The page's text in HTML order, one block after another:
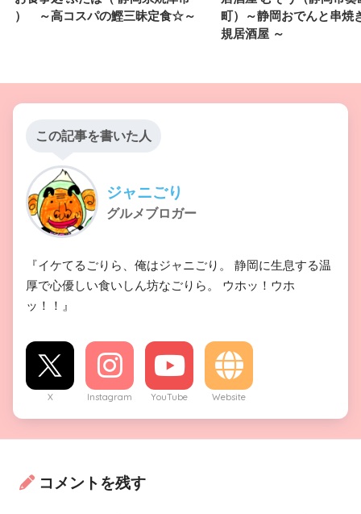
） ～高コスパの鰹三昧定食☆～
町）～静岡おでんと串焼
規居酒屋 ～
この記事を書いた人
ジャニごり
グルメブロガー
『イケてるごりら、俺はジャニごり。 静岡に生息する温
厚で心優しい食いしん坊なごりら。 ウホッ！ウホ
ッ！！』
X Instagram YouTube Website
コメントを残す